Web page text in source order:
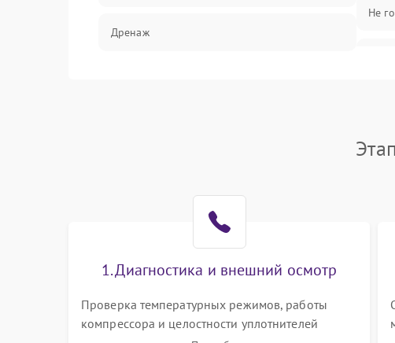
Дренаж
Не
Не
1. Диагностика и внешний осмотр
Проверка температурных режимов, работы
компрессора и целостности уплотнителей